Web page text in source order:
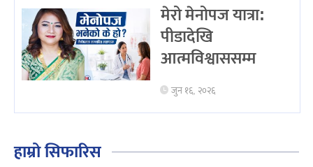
मेरो मेनोपज यात्रा:
पीडादेखि
आत्मविश्वाससम्म
जुन १६, २०२६
हाम्रो सिफारिस